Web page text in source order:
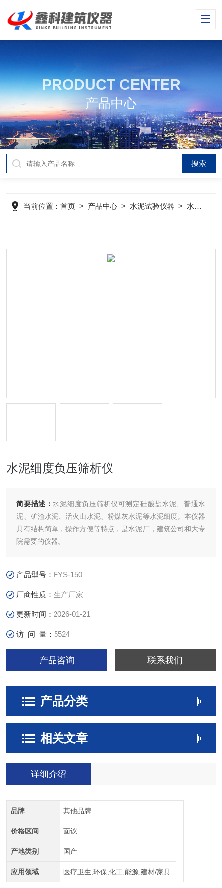
PRODUCT CENTER
产品中心
当前位置：首页 > 产品中心 > 水泥试验仪器 > 水泥细度负压筛析仪
水泥细度负压筛析仪
简要描述： 水泥细度负压筛析仪可测定硅酸盐水泥、普通水
泥、矿渣水泥、活火山水泥、粉煤灰水泥等水泥细度。本仪器
具有结构简单，操作方便等特点，是水泥厂，建筑公司和大专
院需要的仪器。
产品型号： FYS-150
厂商性质：生产厂家
更新时间： 2026-01-21
访 问 量： 5524
产品咨询 联系我们
产品分类
相关文章
详细介绍
品牌 其他品牌
价格区间 面议
产地类别 国产
应用领域 医疗卫生,环保,化工,能源,建材/家具